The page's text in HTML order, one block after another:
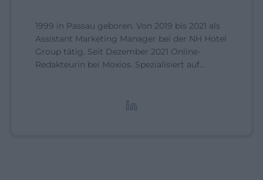
1999 in Passau geboren. Von 2019 bis 2021 als
Assistant Marketing Manager bei der NH Hotel
Group tätig. Seit Dezember 2021 Online-
Redakteurin bei Moxios. Spezialisiert auf